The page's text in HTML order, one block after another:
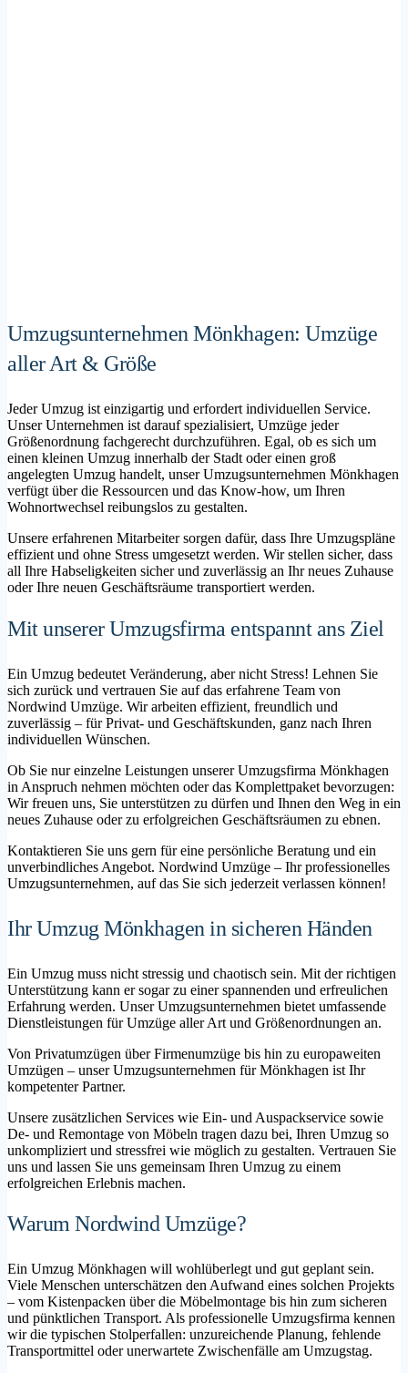
Umzugsunternehmen Mönkhagen: Umzüge
aller Art & Größe
Jeder Umzug ist einzigartig und erfordert individuellen Service.
Unser Unternehmen ist darauf spezialisiert, Umzüge jeder
Größenordnung fachgerecht durchzuführen. Egal, ob es sich um
einen kleinen Umzug innerhalb der Stadt oder einen groß
angelegten Umzug handelt, unser Umzugsunternehmen Mönkhagen
verfügt über die Ressourcen und das Know-how, um Ihren
Wohnortwechsel reibungslos zu gestalten.
Unsere erfahrenen Mitarbeiter sorgen dafür, dass Ihre Umzugspläne
effizient und ohne Stress umgesetzt werden. Wir stellen sicher, dass
all Ihre Habseligkeiten sicher und zuverlässig an Ihr neues Zuhause
oder Ihre neuen Geschäftsräume transportiert werden.
Mit unserer Umzugsfirma entspannt ans Ziel
Ein Umzug bedeutet Veränderung, aber nicht Stress! Lehnen Sie
sich zurück und vertrauen Sie auf das erfahrene Team von
Nordwind Umzüge. Wir arbeiten effizient, freundlich und
zuverlässig – für Privat- und Geschäftskunden, ganz nach Ihren
individuellen Wünschen.
Ob Sie nur einzelne Leistungen unserer Umzugsfirma Mönkhagen
in Anspruch nehmen möchten oder das Komplettpaket bevorzugen:
Wir freuen uns, Sie unterstützen zu dürfen und Ihnen den Weg in ein
neues Zuhause oder zu erfolgreichen Geschäftsräumen zu ebnen.
Kontaktieren Sie uns gern für eine persönliche Beratung und ein
unverbindliches Angebot. Nordwind Umzüge – Ihr professionelles
Umzugsunternehmen, auf das Sie sich jederzeit verlassen können!
Ihr Umzug Mönkhagen in sicheren Händen
Ein Umzug muss nicht stressig und chaotisch sein. Mit der richtigen
Unterstützung kann er sogar zu einer spannenden und erfreulichen
Erfahrung werden. Unser Umzugsunternehmen bietet umfassende
Dienstleistungen für Umzüge aller Art und Größenordnungen an.
Von Privatumzügen über Firmenumzüge bis hin zu europaweiten
Umzügen – unser Umzugsunternehmen für Mönkhagen ist Ihr
kompetenter Partner.
Unsere zusätzlichen Services wie Ein- und Auspackservice sowie
De- und Remontage von Möbeln tragen dazu bei, Ihren Umzug so
unkompliziert und stressfrei wie möglich zu gestalten. Vertrauen Sie
uns und lassen Sie uns gemeinsam Ihren Umzug zu einem
erfolgreichen Erlebnis machen.
Warum Nordwind Umzüge?
Ein Umzug Mönkhagen will wohlüberlegt und gut geplant sein.
Viele Menschen unterschätzen den Aufwand eines solchen Projekts
– vom Kistenpacken über die Möbelmontage bis hin zum sicheren
und pünktlichen Transport. Als professionelle Umzugsfirma kennen
wir die typischen Stolperfallen: unzureichende Planung, fehlende
Transportmittel oder unerwartete Zwischenfälle am Umzugstag.